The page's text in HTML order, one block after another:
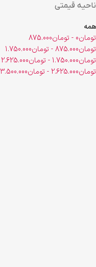
ناحیه قیمتی
همه
تومان0
- تومان875.000
تومان875.000
- تومان1.750.000
تومان1.750.000
- تومان2.625.000
تومان2.625.000
- تومان3.500.000